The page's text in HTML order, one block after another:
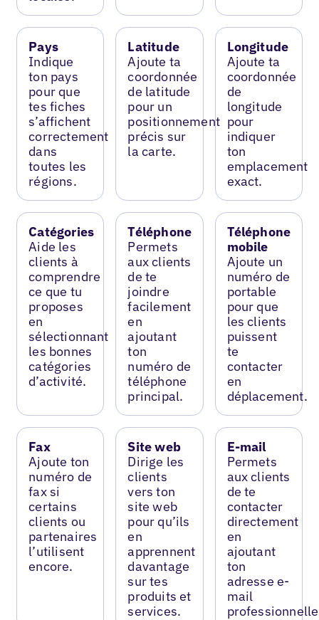
Pays
Indique
ton pays
pour que
tes fiches
s’affichent
correctement
dans
toutes les
régions.
Latitude
Ajoute ta
coordonnée
de latitude
pour un
positionnement
précis sur
la carte.
Longitude
Ajoute ta
coordonnée
de
longitude
pour
indiquer
ton
emplacement
exact.
Catégories
Aide les
clients à
comprendre
ce que tu
proposes
en
sélectionnant
les bonnes
catégories
d’activité.
Téléphone
Permets
aux clients
de te
joindre
facilement
en
ajoutant
ton
numéro de
téléphone
principal.
Téléphone
mobile
Ajoute un
numéro de
portable
pour que
les clients
puissent
te
contacter
en
déplacement.
Fax
Ajoute ton
numéro de
fax si
certains
clients ou
partenaires
l’utilisent
encore.
Site web
Dirige les
clients
vers ton
site web
pour qu’ils
en
apprennent
davantage
sur tes
produits et
services.
E-mail
Permets
aux clients
de te
contacter
directement
en
ajoutant
ton
adresse e-
mail